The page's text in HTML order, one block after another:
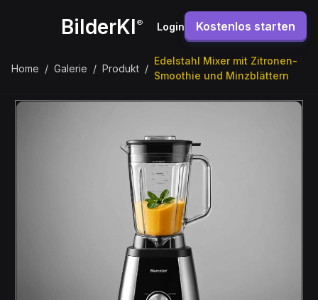
BilderKI® Login Kostenlos starten
Home / Galerie / Produkt /
Edelstahl Mixer mit Zitronen-
Smoothie und Minzblättern